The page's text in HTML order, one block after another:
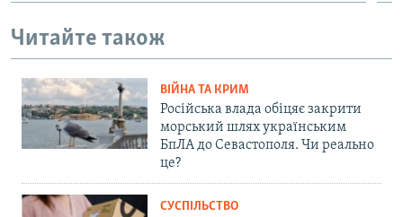
Читайте також
ВІЙНА ТА КРИМ
Російська влада обіцяє закрити
морський шлях українським
БпЛА до Севастополя. Чи реально
це?
СУСПІЛЬСТВО